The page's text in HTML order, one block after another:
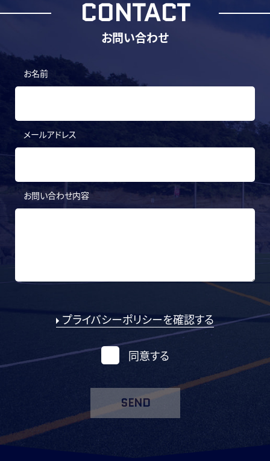
CONTACT
お問い合わせ
お名前
メールアドレス
お問い合わせ内容
プライバシーポリシーを確認する
同意する
SEND